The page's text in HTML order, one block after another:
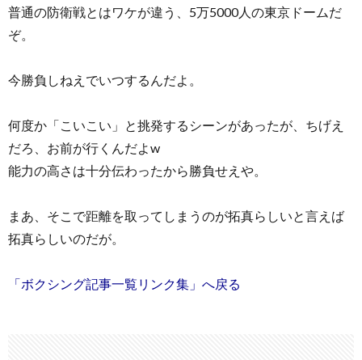
普通の防衛戦とはワケが違う、5万5000人の東京ドームだ
ぞ。
今勝負しねえでいつするんだよ。
何度か「こいこい」と挑発するシーンがあったが、ちげえ
だろ、お前が行くんだよw
能力の高さは十分伝わったから勝負せえや。
まあ、そこで距離を取ってしまうのが拓真らしいと言えば
拓真らしいのだが。
「ボクシング記事一覧リンク集」へ戻る